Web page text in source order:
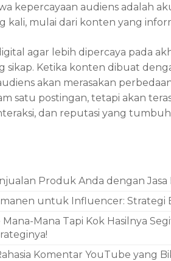
kepercayaan audiens adalah
kali, mulai dari konten yang
agar lebih dipercaya pada
sikap. Ketika konten dibuat
akan merasakan
satu postingan, tetapi akan
dan reputasi yang
Produk Anda dengan
untuk Influencer: Strategi
Mana Tapi Kok Hasilnya
Komentar YouTube yang